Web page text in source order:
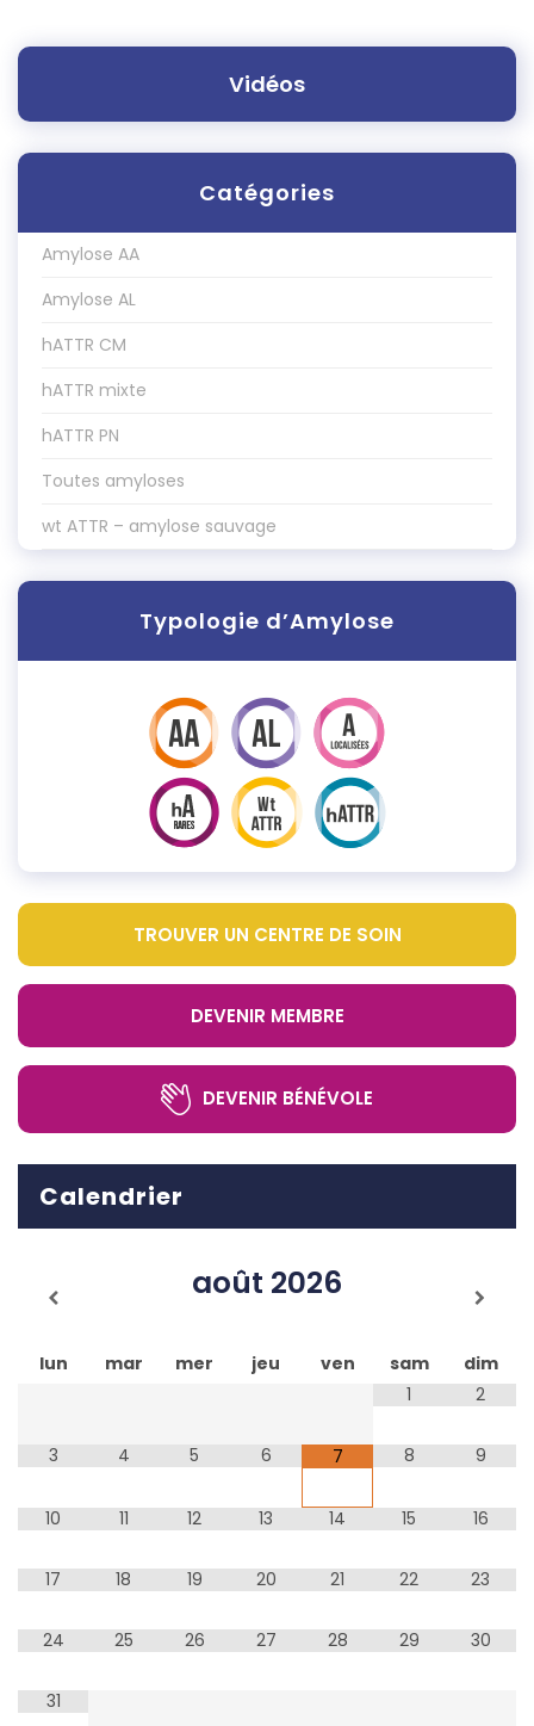
Vidéos
Catégories
Amylose AA
Amylose AL
hATTR CM
hATTR mixte
hATTR PN
Toutes amyloses
wt ATTR – amylose sauvage
Typologie d’Amylose
TROUVER UN CENTRE DE SOIN
DEVENIR MEMBRE
DEVENIR BÉNÉVOLE
Calendrier
août 2026
lun mar mer jeu ven sam
dim
1
2
3 4 5 6 7 8 9
10 11 12 13 14 15 16
17 18 19 20 21 22 23
24 25 26 27 28 29 30
31